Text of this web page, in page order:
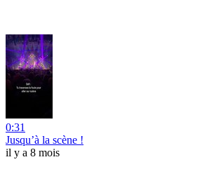
0:31
Jusqu’à la scène !
il y a 8 mois